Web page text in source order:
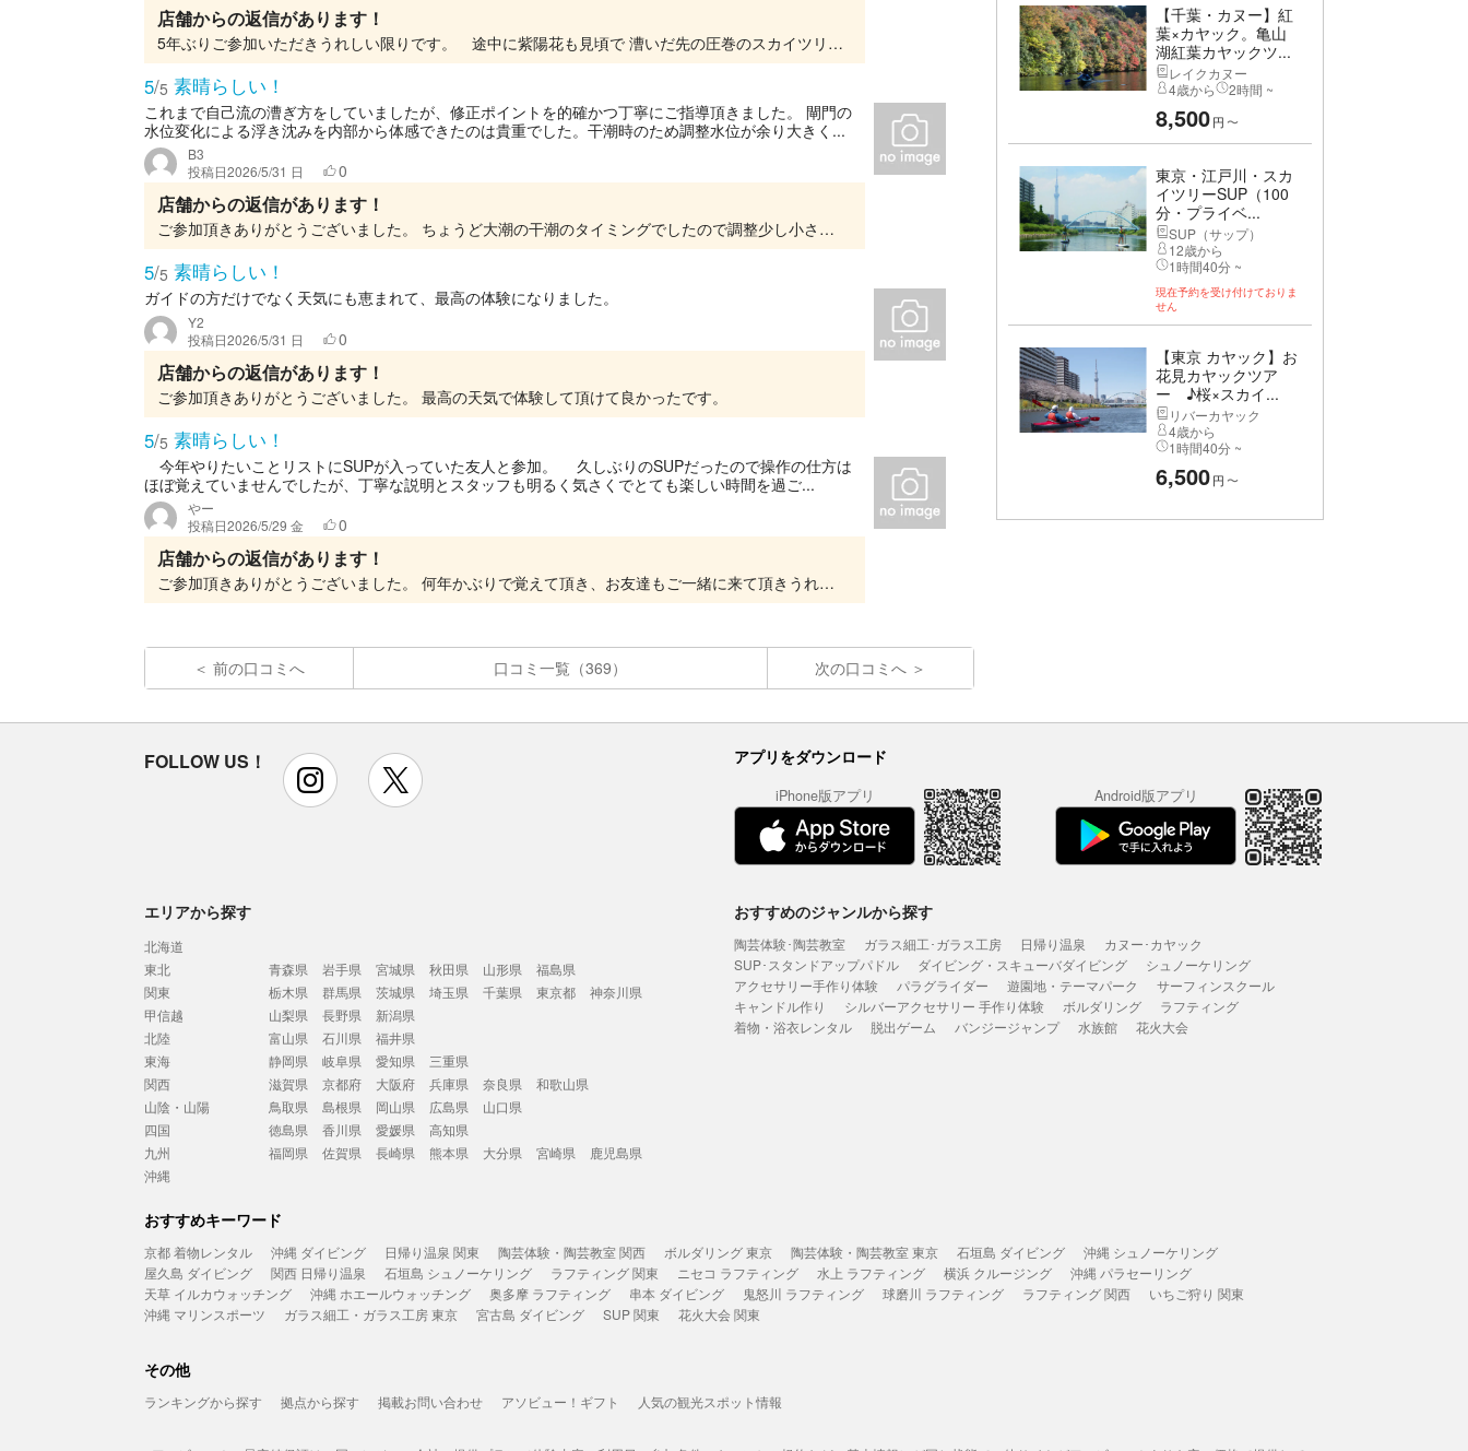
店舗からの返信があります！
5年ぶりご参加いただきうれしい限りです。 途中に紫陽花も見頃で 漕いだ先の圧巻のスカイツリーは、ここまで漕いだ方の特権ですね。 夏の暑さで外遊びできずですが、ナイトカヤックで気晴らしに...
5/5 素晴らしい！
これまで自己流の漕ぎ方をしていましたが、修正ポイントを的確かつ丁寧にご指導頂きました。 閘門の
水位変化による浮き沈みを内部から体感できたのは貴重でした。干潮時のため調整水位が余り大きく...
B3
投稿日2026/5/31 日 0
店舗からの返信があります！
ご参加頂きありがとうございました。 ちょうど大潮の干潮のタイミングでしたので調整少し小さくなってしまいましたが、荒川が湖のような凪で広さを感じて頂けたかと思います。
5/5 素晴らしい！
ガイドの方だけでなく天気にも恵まれて、最高の体験になりました。
Y2
投稿日2026/5/31 日 0
店舗からの返信があります！
ご参加頂きありがとうございました。 最高の天気で体験して頂けて良かったです。
5/5 素晴らしい！
今年やりたいことリストにSUPが入っていた友人と参加。 久しぶりのSUPだったので操作の仕方は
ほぼ覚えていませんでしたが、丁寧な説明とスタッフも明るく気さくでとても楽しい時間を過ご...
やー
投稿日2026/5/29 金 0
店舗からの返信があります！
ご参加頂きありがとうございました。 何年かぶりで覚えて頂き、お友達もご一緒に来て頂きうれしい限りです。 天気も良く、平日ならではの貸切の河川 リフレッシュ＆楽しんで頂けて良かったです。...
前の口コミへ 口コミ一覧（369） 次の口コミへ
【千葉・カヌー】紅
葉×カヤック。亀山
湖紅葉カヤックツ...
レイクカヌー
4歳から
2時間 ~
8,500円 〜
東京・江戸川・スカ
イツリーSUP（100
分・プライベ...
SUP（サップ）
12歳から
1時間40分 ~
現在予約を受け付けておりま
せん
【東京 カヤック】お
花見カヤックツア
ー ♪桜×スカイ...
リバーカヤック
4歳から
1時間40分 ~
6,500円 〜
FOLLOW US！ instagram アプリをダウンロード
iPhone版アプリ Android版アプリ
エリアから探す
北海道
東北
青森県 岩手県 宮城県 秋田県 山形県
福島県
関東
栃木県 群馬県 茨城県 埼玉県 千葉県 東京都
神奈川県
甲信越
山梨県 長野県
新潟県
北陸
富山県 石川県
福井県
東海
静岡県 岐阜県 愛知県
三重県
関西
滋賀県 京都府 大阪府 兵庫県 奈良県
和歌山県
山陰・山陽
鳥取県 島根県 岡山県 広島県
山口県
四国
徳島県 香川県 愛媛県
高知県
九州
福岡県 佐賀県 長崎県 熊本県 大分県 宮崎県
鹿児島県
沖縄
おすすめのジャンルから探す
陶芸体験･陶芸教室 ガラス細工･ガラス工房 日帰り温泉
カヌー･カヤック
SUP･スタンドアップパドル
ダイビング・スキューバダイビング
シュノーケリング
アクセサリー手作り体験
パラグライダー 遊園地・テーマパーク
サーフィンスクール
キャンドル作り
シルバーアクセサリー 手作り体験 ボルダリング
ラフティング
着物・浴衣レンタル
脱出ゲーム バンジージャンプ 水族館 花火大会
おすすめキーワード
京都 着物レンタル 沖縄 ダイビング 日帰り温泉 関東 陶芸体験・陶芸教室 関西 ボルダリング 東京 陶芸体験・陶芸教室 東京 石垣島 ダイビング
沖縄 シュノーケリング
屋久島 ダイビング
関西 日帰り温泉 石垣島 シュノーケリング ラフティング 関東 ニセコ ラフティング 水上 ラフティング 横浜 クルージング
沖縄 パラセーリング
天草 イルカウォッチング
沖縄 ホエールウォッチング 奥多摩 ラフティング 串本 ダイビング 鬼怒川 ラフティング 球磨川 ラフティング ラフティング 関西
いちご狩り 関東
沖縄 マリンスポーツ
ガラス細工・ガラス工房 東京 宮古島 ダイビング SUP 関東 花火大会 関東
その他
ランキングから探す 拠点から探す 掲載お問い合わせ アソビュー！ギフト 人気の観光スポット情報